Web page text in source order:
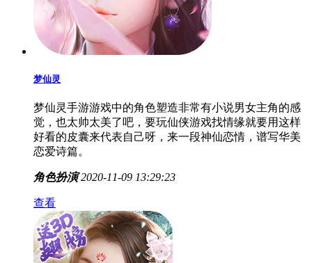
梦仙灵
梦仙灵手游游戏中的角色塑造非常有小说男女主角的感
觉，也太帅太美了吧，要玩仙侠游戏找情缘就要用这样
好看的皮囊来代表自己呀，来一段神仙恋情，谱写华美
恋爱诗篇。
角色扮演 2020-11-09 13:29:23
查看